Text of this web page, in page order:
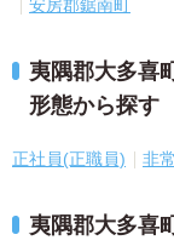
安房郡鋸南町
夷隅郡大多喜
形態から探す
正社員(正職員) 非
夷隅郡大多喜